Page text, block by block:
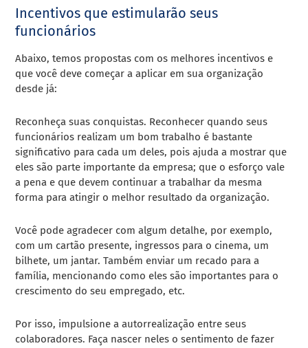
Incentivos que estimularão seus
funcionários
Abaixo, temos propostas com os melhores incentivos e
que você deve começar a aplicar em sua organização
desde já:
Reconheça suas conquistas. Reconhecer quando seus
funcionários realizam um bom trabalho é bastante
significativo para cada um deles, pois ajuda a mostrar que
eles são parte importante da empresa; que o esforço vale
a pena e que devem continuar a trabalhar da mesma
forma para atingir o melhor resultado da organização.
Você pode agradecer com algum detalhe, por exemplo,
com um cartão presente, ingressos para o cinema, um
bilhete, um jantar. Também enviar um recado para a
família, mencionando como eles são importantes para o
crescimento do seu empregado, etc.
Por isso, impulsione a autorrealização entre seus
colaboradores. Faça nascer neles o sentimento de fazer